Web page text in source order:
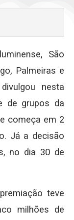
São
Palmeiras e
nesta
de grupos da
começa em 2
Já a decisão
no dia 30 de
teve
milhões de